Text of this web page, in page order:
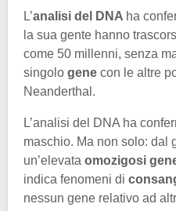
L’analisi del DNA ha
la sua gente hanno
come 50 millenni, senza
singolo gene con le altre
Neanderthal.
L’analisi del DNA ha
maschio. Ma non solo: dal
un’elevata omozigosi
indica fenomeni di
nessun gene relativo ad